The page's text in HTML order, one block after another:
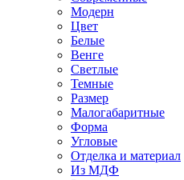
Модерн
Цвет
Белые
Венге
Светлые
Темные
Размер
Малогабаритные
Форма
Угловые
Отделка и материал
Из МДФ